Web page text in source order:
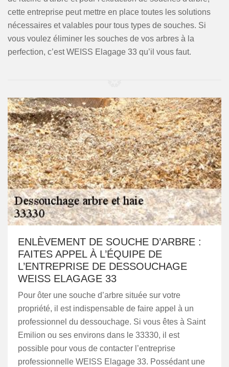
cette entreprise peut mettre en place toutes les solutions
nécessaires et valables pour tous types de souches. Si
vous voulez éliminer les souches de vos arbres à la
perfection, c’est WEISS Elagage 33 qu’il vous faut.
ENLÈVEMENT DE SOUCHE D’ARBRE :
FAITES APPEL À L’ÉQUIPE DE
L’ENTREPRISE DE DESSOUCHAGE
WEISS ELAGAGE 33
Pour ôter une souche d’arbre située sur votre
propriété, il est indispensable de faire appel à un
professionnel du dessouchage. Si vous êtes à Saint
Emilion ou ses environs dans le 33330, il est
possible pour vous de contacter l’entreprise
professionnelle WEISS Elagage 33. Possédant une